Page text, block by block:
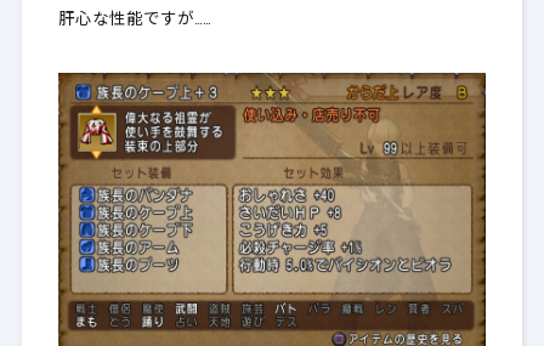
肝心な性能ですが……